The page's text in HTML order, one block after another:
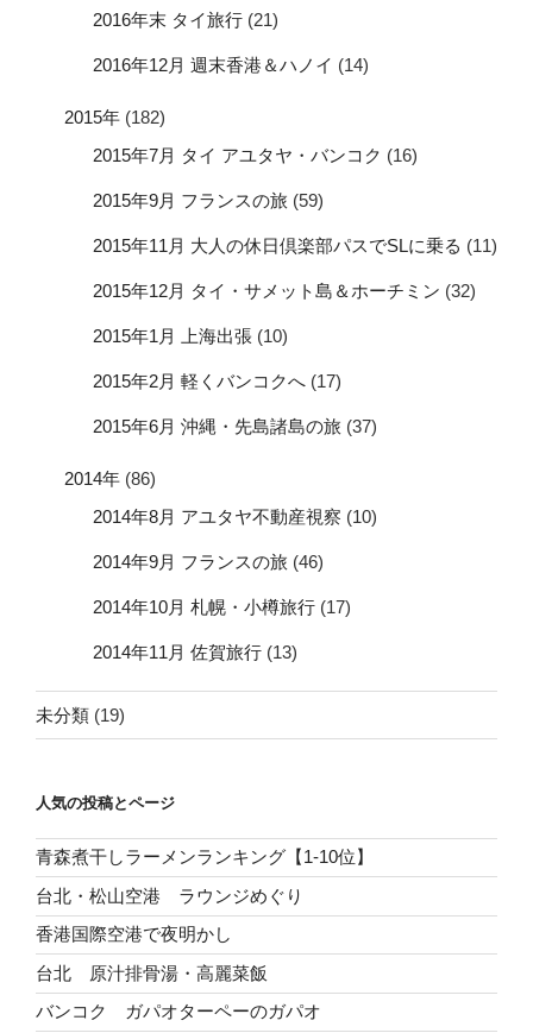
2016年末 タイ旅行 (21)
2016年12月 週末香港＆ハノイ (14)
2015年 (182)
2015年7月 タイ アユタヤ・バンコク (16)
2015年9月 フランスの旅 (59)
2015年11月 大人の休日倶楽部パスでSLに乗る (11)
2015年12月 タイ・サメット島＆ホーチミン (32)
2015年1月 上海出張 (10)
2015年2月 軽くバンコクへ (17)
2015年6月 沖縄・先島諸島の旅 (37)
2014年 (86)
2014年8月 アユタヤ不動産視察 (10)
2014年9月 フランスの旅 (46)
2014年10月 札幌・小樽旅行 (17)
2014年11月 佐賀旅行 (13)
未分類 (19)
人気の投稿とページ
青森煮干しラーメンランキング【1-10位】
台北・松山空港 ラウンジめぐり
香港国際空港で夜明かし
台北 原汁排骨湯・高麗菜飯
バンコク ガパオターペーのガパオ